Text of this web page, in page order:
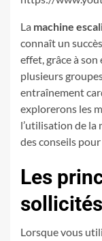
La machine
connaît un
effet, grâce à
plusieurs
entraînement
explorerons les
l’utilisation de la
des conseils
Les
sollicités
Lorsque vous